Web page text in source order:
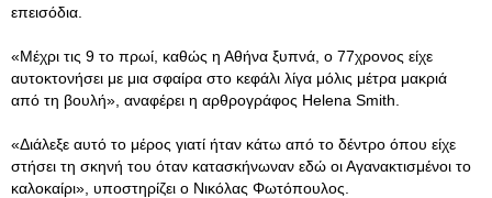
επεισόδια.
«Μέχρι τις 9 το πρωί, καθώς η Αθήνα ξυπνά, ο 77χρονος είχε
αυτοκτονήσει με μια σφαίρα στο κεφάλι λίγα μόλις μέτρα μακριά
από τη βουλή», αναφέρει η αρθρογράφος Helena Smith.
«Διάλεξε αυτό το μέρος γιατί ήταν κάτω από το δέντρο όπου είχε
στήσει τη σκηνή του όταν κατασκήνωναν εδώ οι Αγανακτισμένοι το
καλοκαίρι», υποστηρίζει ο Νικόλας Φωτόπουλος.